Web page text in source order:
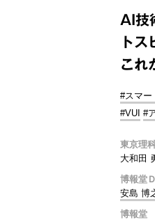
AI技
ト
これ
#スマー
#VUI #
東京理
大和田
博報堂
安島 博
博報堂